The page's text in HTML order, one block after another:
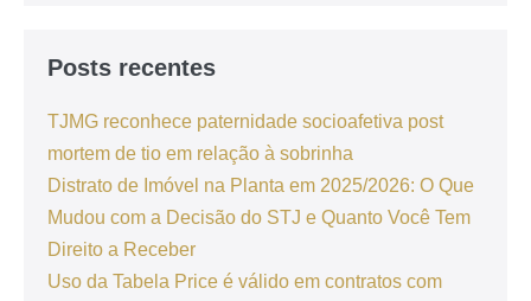
Posts recentes
TJMG reconhece paternidade socioafetiva post
mortem de tio em relação à sobrinha
Distrato de Imóvel na Planta em 2025/2026: O Que
Mudou com a Decisão do STJ e Quanto Você Tem
Direito a Receber
Uso da Tabela Price é válido em contratos com